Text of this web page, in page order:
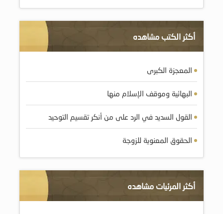
أكثر الكتب مشاهده
المعجزة الكبرى
البهائية وموقف الإسلام منها
القول السديد في الرد على من أنكر تقسيم التوحيد
الحقوق المعنوية للزوجة
أكثر المرئيات مشاهده